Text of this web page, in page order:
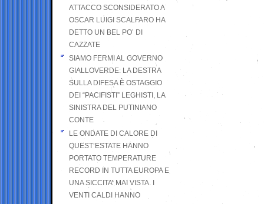
ATTACCO SCONSIDERATO A
OSCAR LUIGI SCALFARO HA
DETTO UN BEL PO’ DI
CAZZATE
SIAMO FERMI AL GOVERNO
GIALLOVERDE: LA DESTRA
SULLA DIFESA È OSTAGGIO
DEI “PACIFISTI” LEGHISTI, LA
SINISTRA DEL PUTINIANO
CONTE
LE ONDATE DI CALORE DI
QUEST’ESTATE HANNO
PORTATO TEMPERATURE
RECORD IN TUTTA EUROPA E
UNA SICCITA’ MAI VISTA. I
VENTI CALDI HANNO